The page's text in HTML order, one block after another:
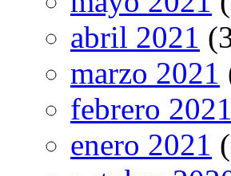
abril 2021
marzo 2021
febrero 2021
enero 2021